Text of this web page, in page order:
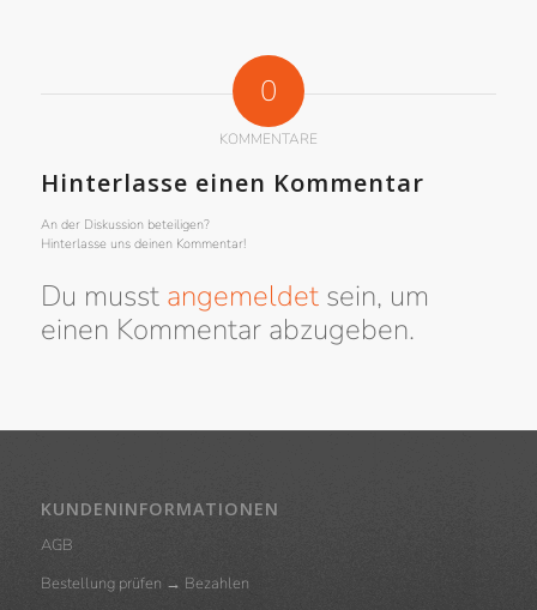
0
KOMMENTARE
Hinterlasse einen Kommentar
An der Diskussion beteiligen?
Hinterlasse uns deinen Kommentar!
Du musst angemeldetsein, um
einen Kommentar abzugeben.
KUNDENINFORMATIONEN
AGB
Bestellung prüfen → Bezahlen